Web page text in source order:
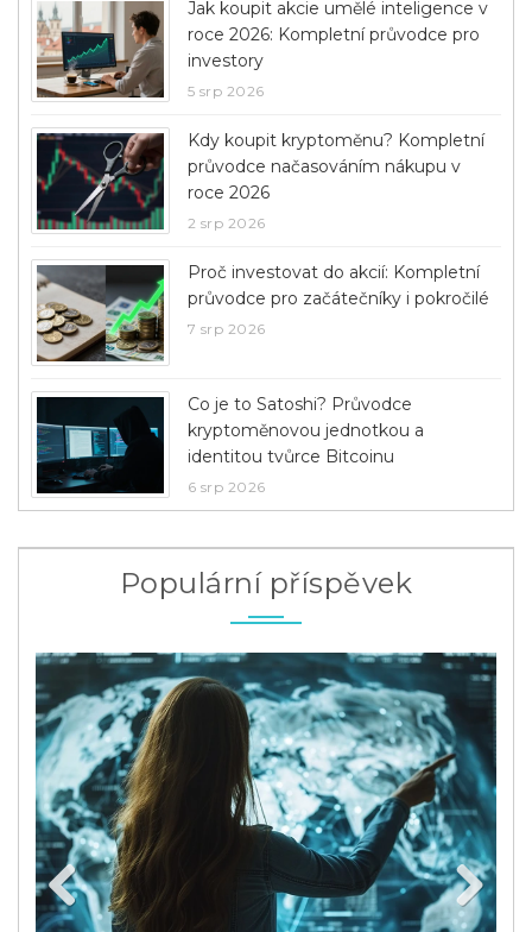
Jak koupit akcie umělé inteligence v
roce 2026: Kompletní průvodce pro
investory
5 srp 2026
Kdy koupit kryptoměnu? Kompletní
průvodce načasováním nákupu v
roce 2026
2 srp 2026
Proč investovat do akcií: Kompletní
průvodce pro začátečníky i pokročilé
7 srp 2026
Co je to Satoshi? Průvodce
kryptoměnovou jednotkou a
identitou tvůrce Bitcoinu
6 srp 2026
Populární příspěvek